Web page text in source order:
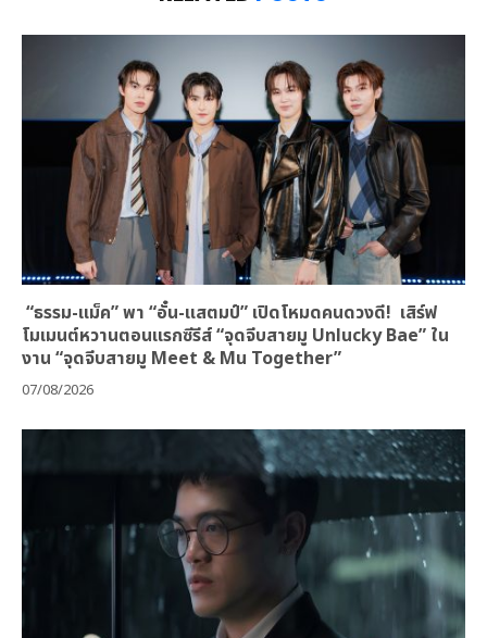
“ธรรม-แม็ค” พา “อั๋น-แสตมป์” เปิดโหมดคนดวงดี! เสิร์ฟ
โมเมนต์หวานตอนแรกซีรีส์ “จุดจีบสายมู Unlucky Bae” ใน
งาน “จุดจีบสายมู Meet & Mu Together”
07/08/2026